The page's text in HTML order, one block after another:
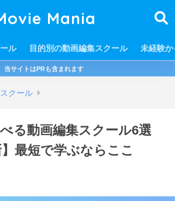
Mania
ル 目的別の動画編集スクール 未経験
当サイトはPRも含まれます
クール
る動画編集スクール6選
】最短で学ぶならここ